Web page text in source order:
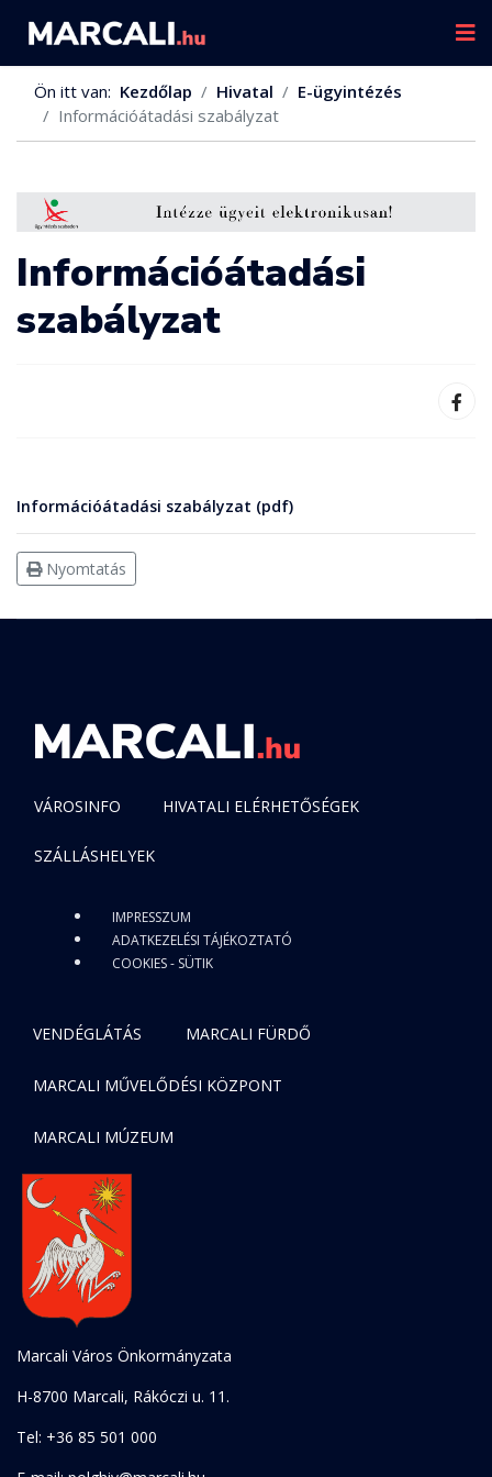
Ön itt van: Kezdőlap Hivatal
E-ügyintézés
Információátadási szabályzat
Információátadási
szabályzat
Információátadási szabályzat (pdf)
Nyomtatás
VÁROSINFO HIVATALI ELÉRHETŐSÉGEK
SZÁLLÁSHELYEK
IMPRESSZUM
ADATKEZELÉSI TÁJÉKOZTATÓ
COOKIES - SÜTIK
VENDÉGLÁTÁS MARCALI FÜRDŐ
MARCALI MŰVELŐDÉSI KÖZPONT
MARCALI MÚZEUM
Marcali Város Önkormányzata
H-8700 Marcali, Rákóczi u. 11.
Tel: +36 85 501 000